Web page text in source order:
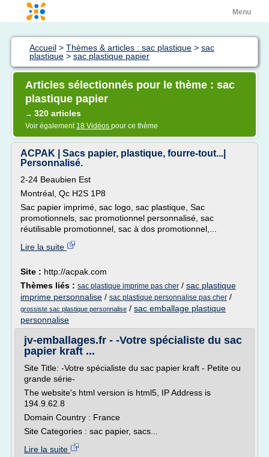
Menu
Accueil > Thèmes & articles : sac plastique > sac
plastique > sac plastique papier
Articles sélectionnés pour le thème : sac
plastique papier
→ 320 articles
Voir également 18 Vidéos pour ce thème
ACPAK | Sacs papier, plastique, fourre-tout...|
Personnalisé.
2-24 Beaubien Est
Montréal, Qc H2S 1P8
Sac papier imprimé, sac logo, sac plastique, Sac
promotionnels, sac promotionnel personnalisé, sac
réutilisable promotionnel, sac à dos promotionnel,...
Lire la suite
Site : http://acpak.com
Thèmes liés : sac plastique imprime pas cher / sac plastique
imprime personnalise / sac plastique personnalise pas cher /
grossiste sac plastique personnalise / sac emballage plastique
personnalise
jv-emballages.fr - -Votre spécialiste du sac
papier kraft ...
Site Title: -Votre spécialiste du sac papier kraft - Petite ou
grande série-
The website's html version is html5, IP Address is
194.9.62.8
Domain Country : France
Site Categories : sac papier, sacs...
Lire la suite